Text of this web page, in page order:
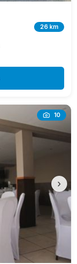
26 km
10
›